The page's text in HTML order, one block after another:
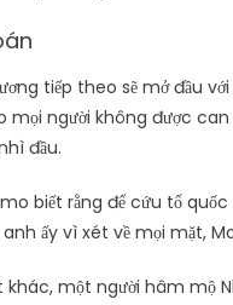
tiếp theo sẽ mở đầu
mọi người không được
đầu.
biết rằng để cứu tổ
ấy vì xét về mọi mặt,
khác, một người hâm mộ